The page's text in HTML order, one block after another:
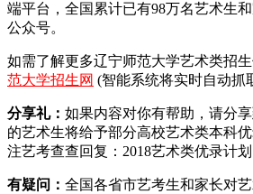
端平台，全国累计已有98万名艺术生
公众号。
如需了解更多辽宁师范大学艺术类招生
范大学招生网 (智能系统将实时自动抓
分享礼： 如果内容对你有帮助，请分
的艺术生将给予部分高校艺术类本科
注艺考查查回复：2018艺术类优录计划
有疑问： 全国各省市艺考生和家长对